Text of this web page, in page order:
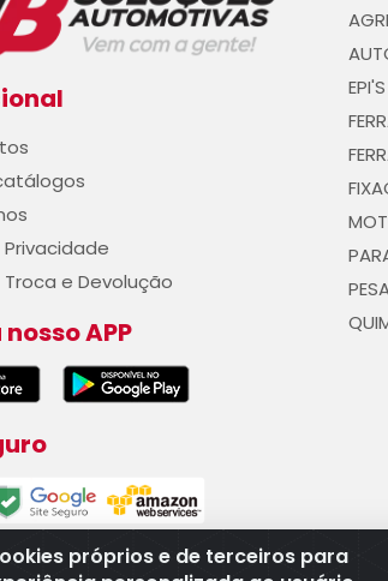
próprios e de terceiros para
e Devolução
APP
EPI'S